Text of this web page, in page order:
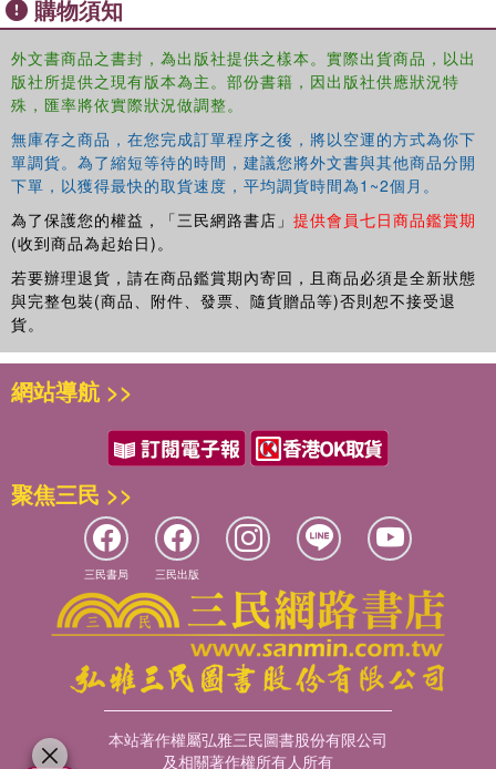
購物須知
外文書商品之書封，為出版社提供之樣本。實際出貨商品，以出
版社所提供之現有版本為主。部份書籍，因出版社供應狀況特
殊，匯率將依實際狀況做調整。
無庫存之商品，在您完成訂單程序之後，將以空運的方式為你下
單調貨。為了縮短等待的時間，建議您將外文書與其他商品分開
下單，以獲得最快的取貨速度，平均調貨時間為1~2個月。
為了保護您的權益，「三民網路書店」 提供會員七日商品鑑賞期
(收到商品為起始日)。
若要辦理退貨，請在商品鑑賞期內寄回，且商品必須是全新狀態
與完整包裝(商品、附件、發票、隨貨贈品等)否則恕不接受退
貨。
網站導航 >>
聚焦三民 >>
三民書局 三民出版
本站著作權屬弘雅三民圖書股份有限公司
及相關著作權所有人所有